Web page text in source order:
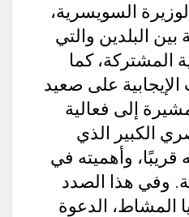
السويسرية،
بين البلدين والتي
المشتركة، كما
على صعيد
إلى فعالية
الكبير الذي
وأهميته في
وفي هذا الصدد
المشاط، الدعوة